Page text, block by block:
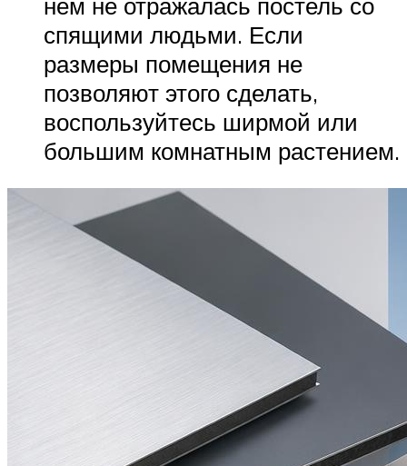
спящими людьми. Если
размеры помещения не
позволяют этого сделать,
воспользуйтесь ширмой или
большим комнатным растением.